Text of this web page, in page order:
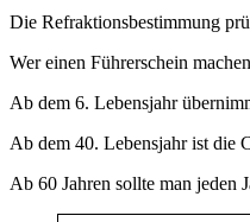
Die Refraktionsbestimmung
Wer einen Führerschein
Ab dem 6. Lebensjahr
Ab dem 40. Lebensjahr ist die
Ab 60 Jahren sollte man jeden